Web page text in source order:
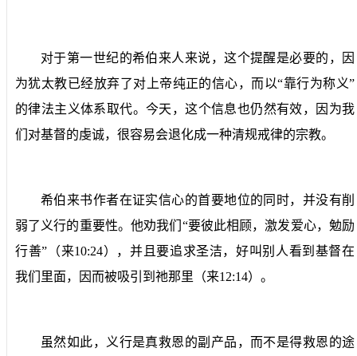
对于第一世纪的希伯来人来说，这个提醒是必要的，因
为犹太教已经放弃了对上帝纯正的信心，而以“靠行为称义”
的律法主义体系取代。今天，这个信息也仍然有效，因为我
们对基督的虔诚，很容易会退化成一种清规戒律的宗教。
希伯来书作者在证实信心的首要地位的同时，并没有削
弱了义行的重要性。他劝我们“要彼此相顾，激发爱心，勉励
行善”（来10:24），并且要追求圣洁，好叫别人看到基督在
我们里面，因而被吸引到祂那里（来12:14）。
虽然如此，义行是真救恩的副产品，而不是得救恩的途